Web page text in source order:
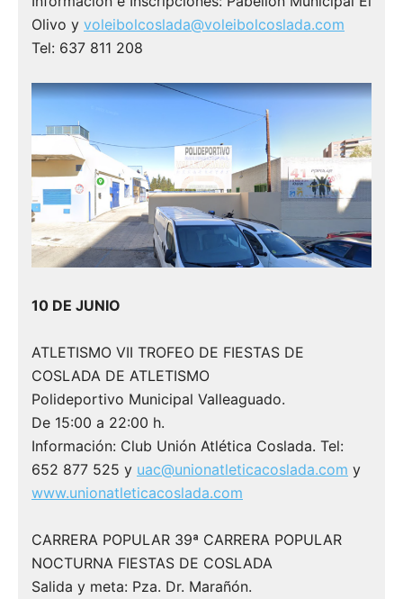
Olivo y voleibolcoslada@voleibolcoslada.com
Tel: 637 811 208
10 DE JUNIO
ATLETISMO VII TROFEO DE FIESTAS DE
COSLADA DE ATLETISMO
Polideportivo Municipal Valleaguado.
De 15:00 a 22:00 h.
Información: Club Unión Atlética Coslada. Tel:
652 877 525 y uac@unionatleticacoslada.com y
www.unionatleticacoslada.com
CARRERA POPULAR 39ª CARRERA POPULAR
NOCTURNA FIESTAS DE COSLADA
Salida y meta: Pza. Dr. Marañón.